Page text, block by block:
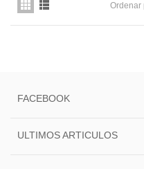
Ordenar
FACEBOOK
ULTIMOS ARTICULOS